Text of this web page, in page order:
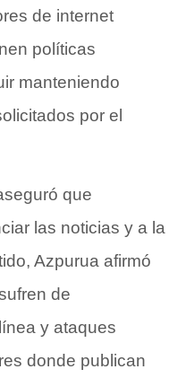
de internet
políticas
manteniendo
por el
que
las noticias y a la
Azpurua afirmó
de
y ataques
donde publican